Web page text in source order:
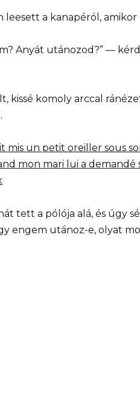
leesett a kanapéról,
Anyát utánozod?” —
kissé komoly arccal
tett a pólója alá, és úgy
engem utánoz-e, olyat